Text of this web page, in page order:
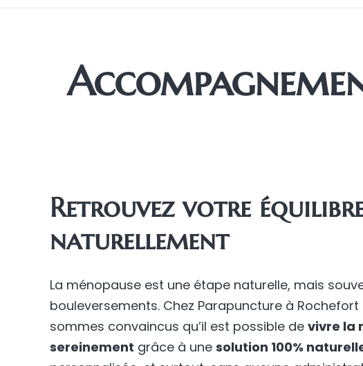
Retrouvez votre
naturellement
La ménopause est une étape naturelle, mais
bouleversements. Chez Parapuncture à Rochefort
sommes convaincus qu’il est possible de vivre la
sereinement grâce à une solution 100%